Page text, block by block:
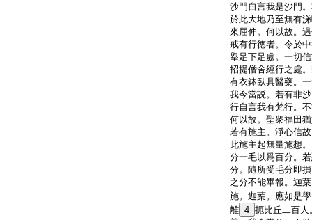
沙門自言我是沙門
於此大地乃至無有
來屈伸。何以故。
戒有行徳者。令於
擧足下足處。一切
招提僧舍經行之處
有衣鉢臥具醫藥。
我今當説。若有非
行自言我有梵行。
何以故。聖衆福田
若有施主。淨心信
此施主起無量施想
分一毛以爲百分。
分。隨所受毛分即
之分不能畢報。迦
施。迦葉。應如是
離 4 扼比丘二百人